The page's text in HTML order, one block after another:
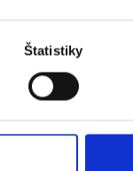
Štatistiky
výrazne
vrátane